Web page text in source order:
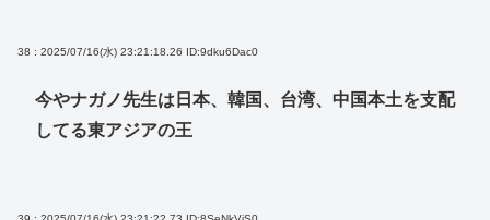
38 : 2025/07/16(水) 23:21:18.26 ID:9dku6Dac0
今やナガノ先生は日本、韓国、台湾、中国本土を支配
してる東アジアの王